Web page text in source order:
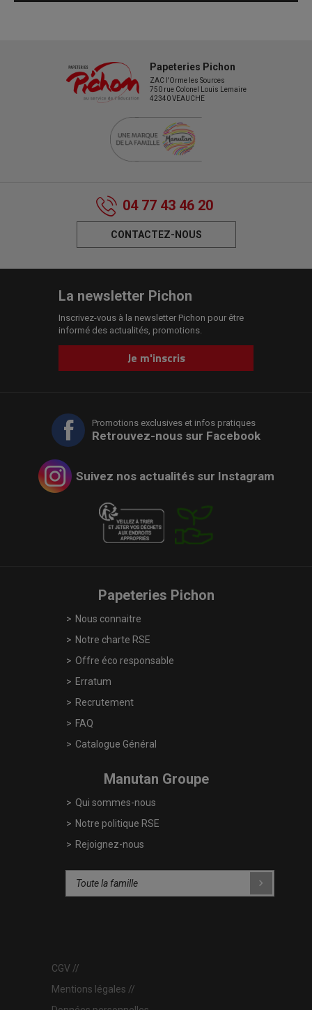
Papeteries Pichon
ZAC l'Orme les Sources
750 rue Colonel Louis Lemaire
42340 VEAUCHE
04 77 43 46 20
CONTACTEZ-NOUS
La newsletter Pichon
Inscrivez-vous à la newsletter Pichon pour être
informé des actualités, promotions.
Je m'inscris
Promotions exclusives et infos pratiques
Retrouvez-nous sur Facebook
Suivez nos actualités sur Instagram
Papeteries Pichon
Nous connaitre
Notre charte RSE
Offre éco responsable
Erratum
Recrutement
FAQ
Catalogue Général
Manutan Groupe
Qui sommes-nous
Notre politique RSE
Rejoignez-nous
CGV
Mentions légales